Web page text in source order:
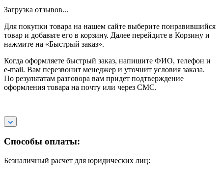
Загрузка отзывов...
Для покупки товара на нашем сайте выберите понравившийся
товар и добавьте его в корзину. Далее перейдите в Корзину и
нажмите на «Быстрый заказ».
Когда оформляете быстрый заказ, напишите ФИО, телефон и
e-mail. Вам перезвонит менеджер и уточнит условия заказа.
По результатам разговора вам придет подтверждение
оформления товара на почту или через СМС.
Способы оплаты:
Безналичный расчет для юридических лиц: